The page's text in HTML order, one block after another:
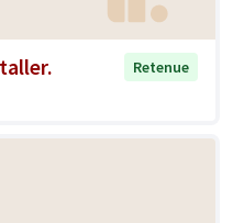
Retenue